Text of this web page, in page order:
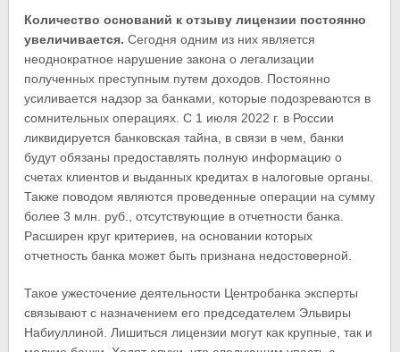
Количество оснований к отзыву лицензии постоянно
увеличивается. Сегодня одним из них является
неоднократное нарушение закона о легализации
полученных преступным путем доходов. Постоянно
усиливается надзор за банками, которые подозреваются в
сомнительных операциях. С 1 июля 2022 г. в России
ликвидируется банковская тайна, в связи в чем, банки
будут обязаны предоставлять полную информацию о
счетах клиентов и выданных кредитах в налоговые органы.
Также поводом являются проведенные операции на сумму
более 3 млн. руб., отсутствующие в отчетности банка.
Расширен круг критериев, на основании которых
отчетность банка может быть признана недостоверной.
Такое ужесточение деятельности Центробанка эксперты
связывают с назначением его председателем Эльвиры
Набиуллиной. Лишиться лицензии могут как крупные, так и